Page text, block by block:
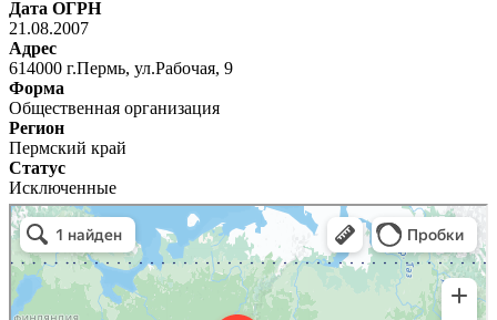
Дата ОГРН
21.08.2007
Адрес
614000 г.Пермь, ул.Рабочая, 9
Форма
Общественная организация
Регион
Пермский край
Статус
Исключенные